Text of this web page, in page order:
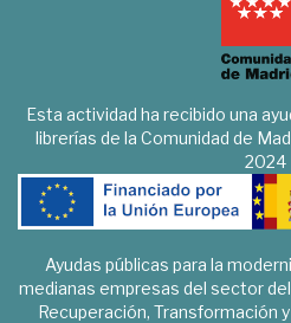
Esta actividad ha recibido una
librerías de la Comunidad de
2024
Ayudas públicas para la
medianas empresas del sector
Recuperación, Transformación